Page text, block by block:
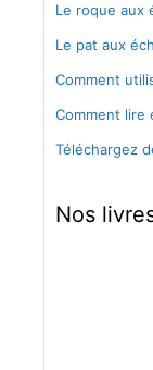
Le roque aux
Le pat aux
Comment
Comment lire
Téléchargez
Nos